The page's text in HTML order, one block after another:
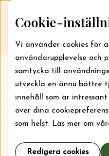
Cookie-
Vi använder cookies för
användarupplevelse och
samtycka till
utveckla en ännu bättre
innehåll som är
över dina
som helst. Läs mer om
Redigera cookies
Skip to content
Här kan du läsa om vad
och vilka bidrag som kan
för projekt och